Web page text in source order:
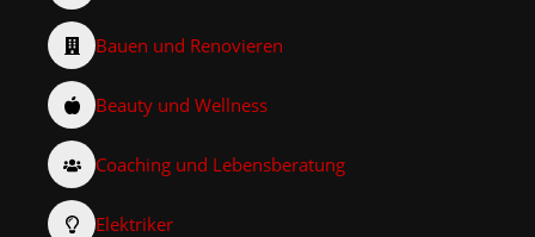
Bauen und Renovieren
Beauty und Wellness
Coaching und Lebensberatung
Elektriker